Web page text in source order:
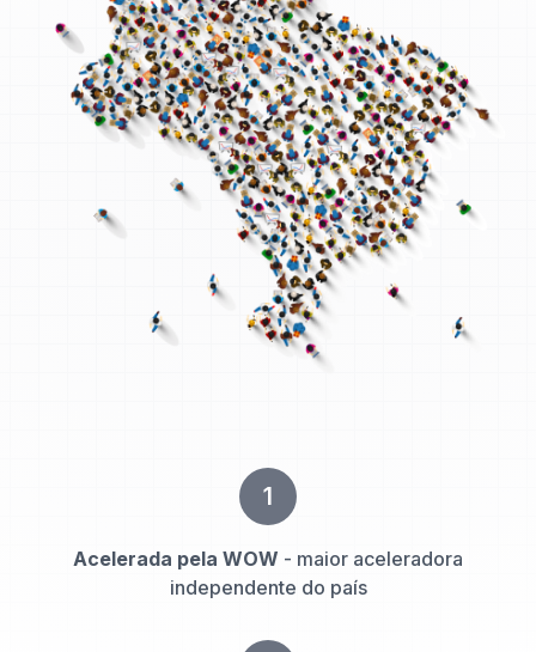
1
Acelerada pela WOW - maior aceleradora
independente do país